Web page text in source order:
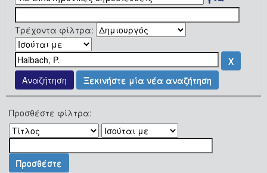
Τρέχοντα φίλτρα:
Ξεκινήστε μία νέα αναζήτηση
Προσθέστε φίλτρα: